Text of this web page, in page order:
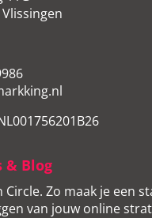
& Blog
Circle. Zo maak je een
van jouw online